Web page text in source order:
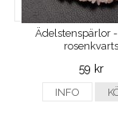
Ädelstenspärlor -
rosenkvarts
59 kr
INFO